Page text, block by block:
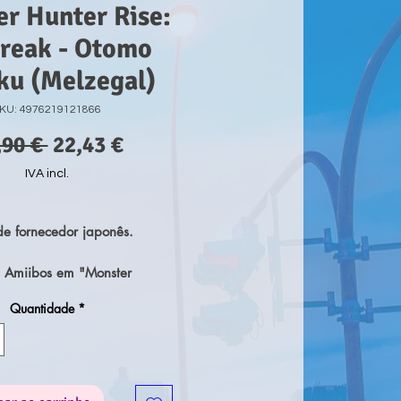
Hunter Rise:
- Otomo
(Melzegal)
4976219121866
€ Preço
normal
22,43 €Preço
IVA incl.
fornecedor japonês.
em "Monster
equipamento de camadas
acordo com cada amiibo e
de "Fukubiki", onde
O software de jogo e
Quantidade *